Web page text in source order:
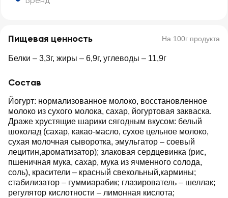
Пищевая ценность На 100г продукта
Белки – 3,3г, жиры – 6,9г, углеводы – 11,9г
Состав
Йогурт: нормализованное молоко, восстановленное
молоко из сухого молока, сахар, йогуртовая закваска.
Драже хрустящие шарики сягодным вкусом: белый
шоколад (сахар, какао-масло, сухое цельное молоко,
сухая молочная сыворотка, эмульгатор – соевый
лецитин,ароматизатор); злаковая сердцевинка (рис,
пшеничная мука, сахар, мука из ячменного солода,
соль), красители – красный свекольный,кармины;
стабилизатор – гуммиарабик; глазирователь – шеллак;
регулятор кислотности – лимонная кислота;